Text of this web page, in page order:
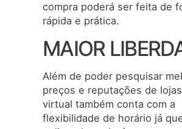
compra poderá ser feita de
rápida e prática.
MAIOR
Além de poder pesquisar
preços e reputações de
virtual também conta com a
flexibilidade de horário já